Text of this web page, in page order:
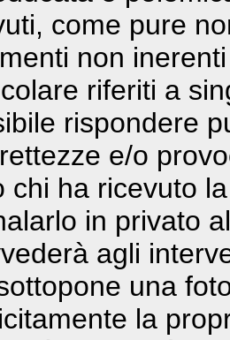
come pure
non
riferiti a
rispondere
e/o
chi ha ricevuto
in privato
agli
una
la